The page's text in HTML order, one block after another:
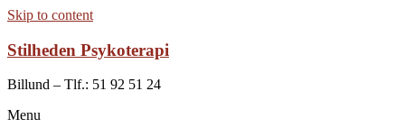
Skip to content
Stilheden Psykoterapi
Billund – Tlf.: 51 92 51 24
Menu